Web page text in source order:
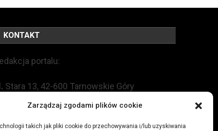
Zarządzaj zgodami plików cookie
takich jak pliki cookie do przechowywania i/lub uzyskiwania
KONTAKT
portalu:
Stara 13, 42-600 Tarnowskie Góry
+48 509 547 822